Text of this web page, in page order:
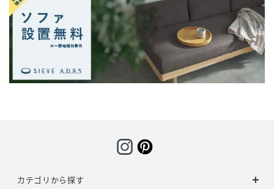
カテゴリから探す